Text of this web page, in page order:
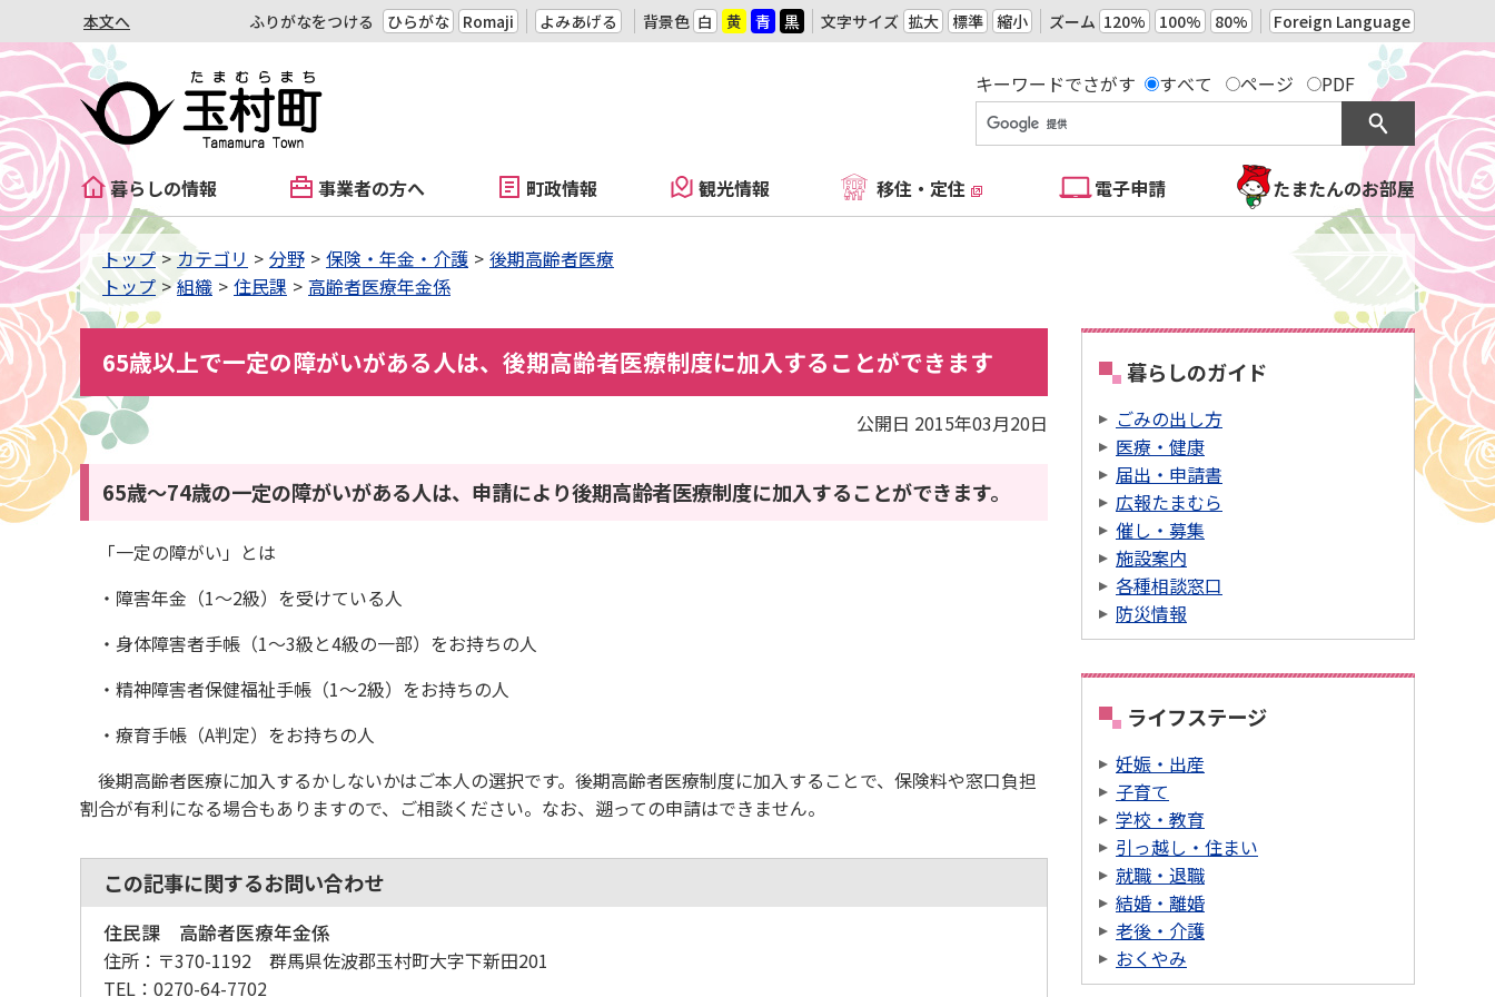
本文へ ふりがなをつける ひらがな Romaji よみあげる 背景色 白 黄 青 黒 文字サイズ 拡大 標準 縮小 ズーム 120% 100% 80% Foreign Language
キーワードでさがす すべて ページ PDF
暮らしの情報 事業者の方へ 町政情報 観光情報 移住・定住 電子申請 たまたんのお部屋
トップ カテゴリ 分野 保険・年金・介護
後期高齢者医療
トップ
組織 住民課 高齢者医療年金係
65歳以上で一定の障がいがある人は、後期高齢者医療制度に加入することができます
公開日 2015年03月20日
65歳～74歳の一定の障がいがある人は、申請により後期高齢者医療制度に加入することができます。
「一定の障がい」とは
・障害年金（1～2級）を受けている人
・身体障害者手帳（1～3級と4級の一部）をお持ちの人
・精神障害者保健福祉手帳（1～2級）をお持ちの人
・療育手帳（A判定）をお持ちの人
後期高齢者医療に加入するかしないかはご本人の選択です。後期高齢者医療制度に加入することで、保険料や窓口負担
割合が有利になる場合もありますので、ご相談ください。なお、遡っての申請はできません。
この記事に関するお問い合わせ
住民課 高齢者医療年金係
住所： 〒370-1192 群馬県佐波郡玉村町大字下新田201
TEL： 0270-64-7702
暮らしのガイド
ごみの出し方
医療・健康
届出・申請書
広報たまむら
催し・募集
施設案内
各種相談窓口
防災情報
ライフステージ
妊娠・出産
子育て
学校・教育
引っ越し・住まい
就職・退職
結婚・離婚
老後・介護
おくやみ